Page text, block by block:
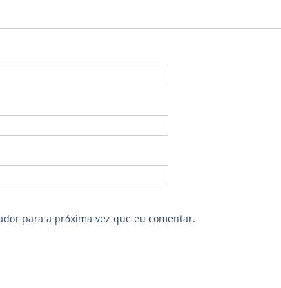
para a próxima vez que eu comentar.